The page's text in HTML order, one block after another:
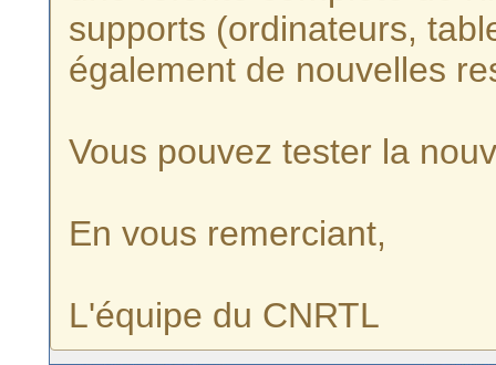
supports (ordinateurs,
également de nouvelles
Vous pouvez tester la
En vous remerciant,
L'équipe du CNRTL